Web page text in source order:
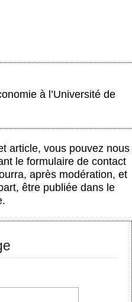
à l’Université de
article, vous pouvez nous
le formulaire de contact
après modération, et
être publiée dans le